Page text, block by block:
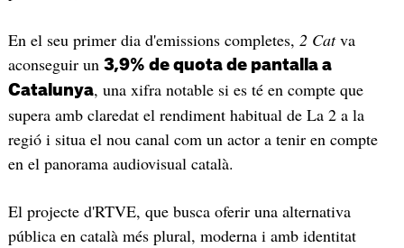
En el seu primer dia d'emissions completes, 2 Catva
aconseguir un 3,9% de quota de pantalla a
Catalunya, una xifra notable si es té en compte que
supera amb claredat el rendiment habitual de La 2 a la
regió i situa el nou canal com un actor a tenir en compte
en el panorama audiovisual català.
El projecte d'RTVE, que busca oferir una alternativa
pública en català més plural, moderna i amb identitat